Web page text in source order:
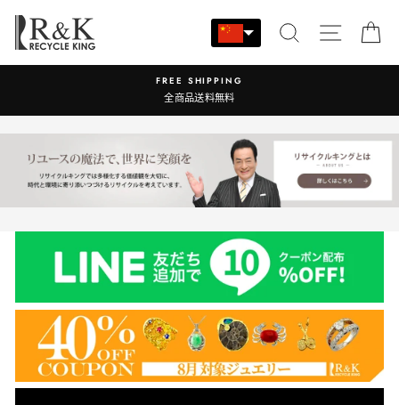
容
搜索 站点导航
営業時間：9:00-17:30 年中無休